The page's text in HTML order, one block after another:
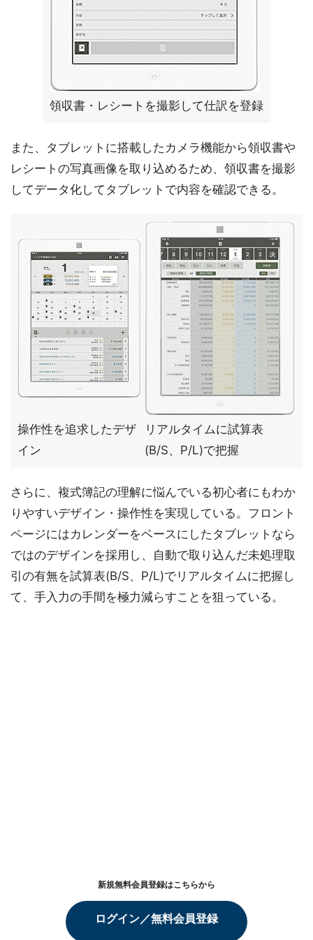
領収書・レシートを撮影して仕訳を登録
また、タブレットに搭載したカメラ機能から領収書や
レシートの写真画像を取り込めるため、領収書を撮影
してデータ化してタブレットで内容を確認できる。
操作性を追求したデザ
イン
リアルタイムに試算表
(B/S、P/L)で把握
さらに、複式簿記の理解に悩んでいる初心者にもわか
りやすいデザイン・操作性を実現している。フロント
ページにはカレンダーをベースにしたタブレットなら
ではのデザインを採用し、自動で取り込んだ未処理取
引の有無を試算表(B/S、P/L)でリアルタイムに把握し
て、手入力の手間を極力減らすことを狙っている。
新規無料会員登録はこちらから
ログイン／無料会員登録